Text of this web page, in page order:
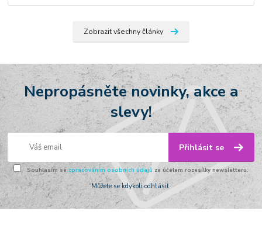
Zobrazit všechny články
Nepropásněte novinky, akce a
slevy!
Přihlásit se
Souhlasím se zpracováním osobních údajů za účelem rozesílky newsletteru.
Můžete se kdykoli odhlásit.